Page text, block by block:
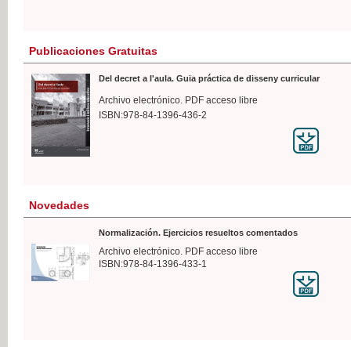
Publicaciones Gratuitas
Del decret a l'aula. Guia práctica de disseny curricular
Archivo electrónico. PDF acceso libre
ISBN:978-84-1396-436-2
Novedades
Normalización. Ejercicios resueltos comentados
Archivo electrónico. PDF acceso libre
ISBN:978-84-1396-433-1